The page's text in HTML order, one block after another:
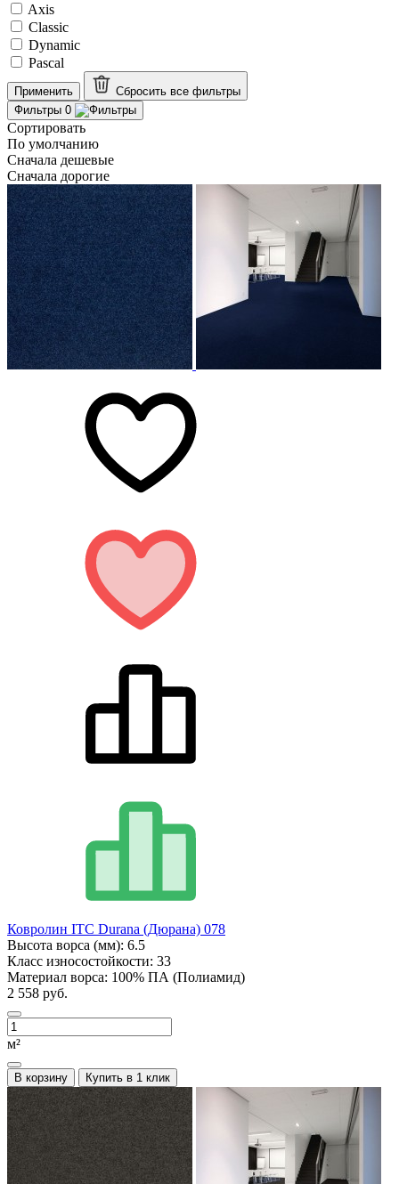
Axis
Classic
Dynamic
Pascal
Применить Сбросить все фильтры
Фильтры 0
Сортировать
По умолчанию
Сначала дешевые
Сначала дорогие
Ковролин ITC Durana (Дюрана) 078
Высота ворса (мм): 6.5
Класс износостойкости: 33
Материал ворса: 100% ПА (Полиамид)
2 558 руб.
м²
В корзину Купить в 1 клик